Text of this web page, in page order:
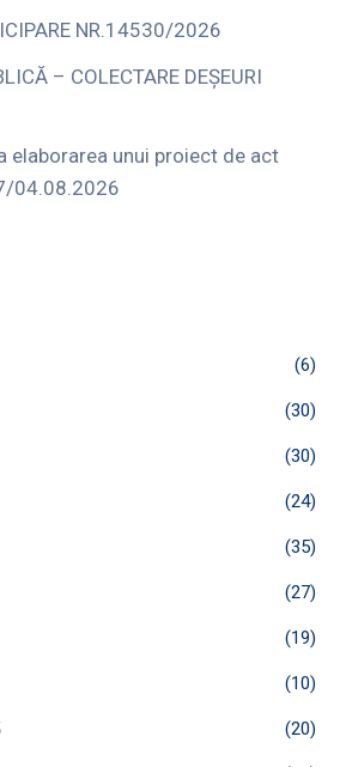
NR.14530/2026
– COLECTARE DEȘEURI
elaborarea unui proiect de act
04.08.2026
(6)
(30)
(30)
(24)
(35)
(27)
(19)
(10)
(20)